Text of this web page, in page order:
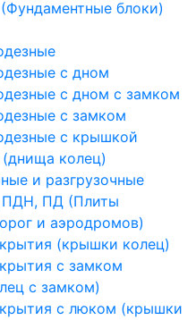
блоки)
с дном
с дном с замком
с замком
с крышкой
колец)
и разгрузочные
ПДН, ПД (Плиты
и аэродромов)
(крышки колец)
с замком
с замком)
с люком (крышки